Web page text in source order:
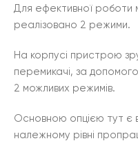
Для ефективної роботи
реалізовано 2 режими.
На корпусі пристрою
перемикачі, за
2 можливих режимів.
Основною опцією тут є
належному рівні